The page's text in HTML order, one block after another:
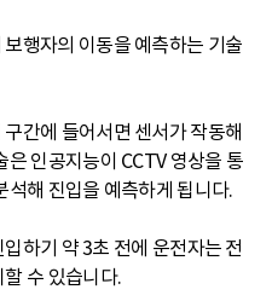
행자의 이동을 예측하는 기술
간에 들어서면 센서가 작동해
인공지능이 CCTV 영상을 통
석해 진입을 예측하게 됩니다.
하기 약 3초 전에 운전자는 전
수 있습니다.